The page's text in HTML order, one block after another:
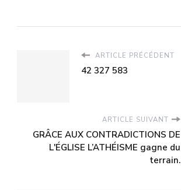
ARTICLE PRÉCÉDENT
42 327 583
ARTICLE SUIVANT
GRÂCE AUX CONTRADICTIONS DE
L'ÉGLISE L’ATHÉISME gagne du
terrain.